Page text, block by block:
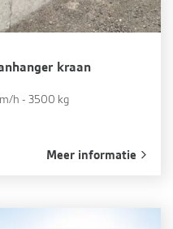
kraan
h - 3500 kg
Meer informatie